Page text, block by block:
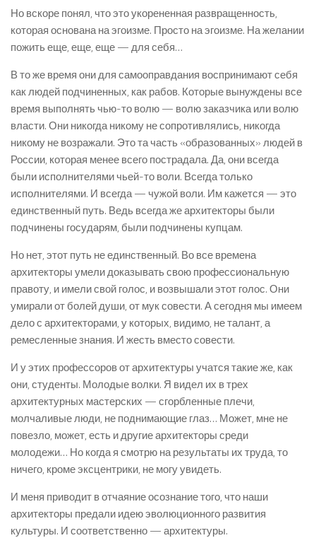
Но вскоре понял, что это укорененная развращенность,
которая основана на эгоизме. Просто на эгоизме. На желании
пожить еще, еще, еще — для себя…
В то же время они для самооправдания воспринимают себя
как людей подчиненных, как рабов. Которые вынуждены все
время выполнять чью-то волю — волю заказчика или волю
власти. Они никогда никому не сопротивлялись, никогда
никому не возражали. Это та часть «образованных» людей в
России, которая менее всего пострадала. Да, они всегда
были исполнителями чьей-то воли. Всегда только
исполнителями. И всегда — чужой воли. Им кажется — это
единственный путь. Ведь всегда же архитекторы были
подчинены государям, были подчинены купцам.
Но нет, этот путь не единственный. Во все времена
архитекторы умели доказывать свою профессиональную
правоту, и имели свой голос, и возвышали этот голос. Они
умирали от болей души, от мук совести. А сегодня мы имеем
дело с архитекторами, у которых, видимо, не талант, а
ремесленные знания. И жесть вместо совести.
И у этих профессоров от архитектуры учатся такие же, как
они, студенты. Молодые волки. Я видел их в трех
архитектурных мастерских — сгорбленные плечи,
молчаливые люди, не поднимающие глаз… Может, мне не
повезло, может, есть и другие архитекторы среди
молодежи… Но когда я смотрю на результаты их труда, то
ничего, кроме эксцентрики, не могу увидеть.
И меня приводит в отчаяние осознание того, что наши
архитекторы предали идею эволюционного развития
культуры. И соответственно — архитектуры.